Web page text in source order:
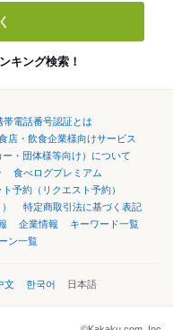
キング検索！
帯電話番号認証とは
店・飲食企業様向けサービス
ー・団体様等向け）について
食べログプレミアム
ト予約（リクエスト予約）
特定商取引法に基づく表記
企業情報
キーワード一覧
ン一覧
文 한국어 日本語